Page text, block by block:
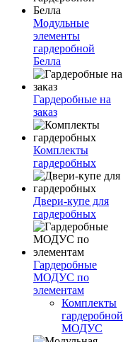
Модульные
элементы
гардеробной
Белла
Гардеробные на
заказ
Комплекты
гардеробных
Двери-купе для
гардеробных
Гардеробные
МОДУС по
элементам
Комплекты
гардеробной
МОДУС